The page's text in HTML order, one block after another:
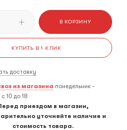
В КОРЗИНУ
КУПИТЬ В 1 КЛИК
доставку
из магазина понедельник -
10 до 18
приездом в магазин,
уточняйте наличие и
стоимость товара.